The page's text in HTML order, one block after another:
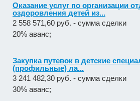
Оказание услуг по организации
оздоровления детей из...
2 558 571,60 руб. - сумма сделки
20% аванс;
Закупка путевок в детские
(профильные) ла...
3 241 482,30 руб. - сумма сделки
30% аванс;